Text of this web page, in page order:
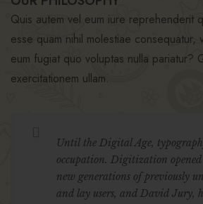
Quis autem vel eum iure reprehenderit
esse quam nihil molestiae consequatur,
eum fugiat quo voluptas nulla pariatur?
exercitationem ullam.
Until the Digital Age,
occupation. Digitization opened
new generations of previously
and lay users, and David Jury,